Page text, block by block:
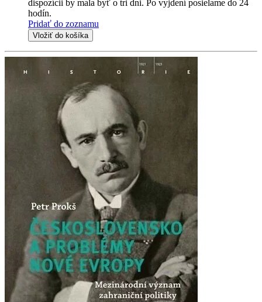
dispozícii by mala byť o tri dni. Po vyjdení posielame do 24
hodín.
Pridať do zoznamu
Vložiť do košíka